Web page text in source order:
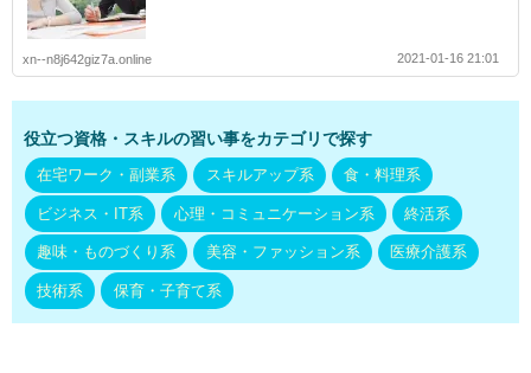
xn--n8j642giz7a.online 2021-01-16 21:01
役立つ資格・スキルの習い事をカテゴリで探す
在宅ワーク・副業系 スキルアップ系 食・料理系
ビジネス・IT系 心理・コミュニケーション系 終活系
趣味・ものづくり系 美容・ファッション系 医療介護系
技術系 保育・子育て系